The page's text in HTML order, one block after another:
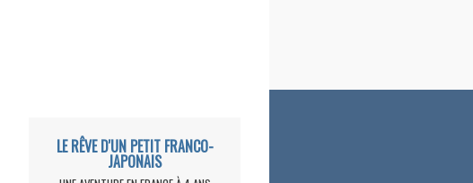
LE RÊVE D'UN PETIT FRANCO-
JAPONAIS